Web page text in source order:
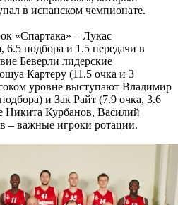
в испанском чемпионате.
«Спартака» – Лукас
подбора и 1.5 передачи в
Беверли лидерские
Картеру (11.5 очка и 3
уровне выступают Владимир
и Зак Райт (7.9 очка, 3.6
Никита Курбанов, Василий
– важные игроки ротации.